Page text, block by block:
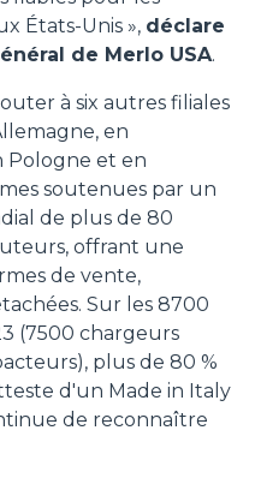
États-Unis », déclare
de Merlo USA.
à six autres filiales
en
Pologne et en
soutenues par un
de plus de 80
offrant une
de vente,
Sur les 8700
(7500 chargeurs
plus de 80 %
d'un Made in Italy
de reconnaître